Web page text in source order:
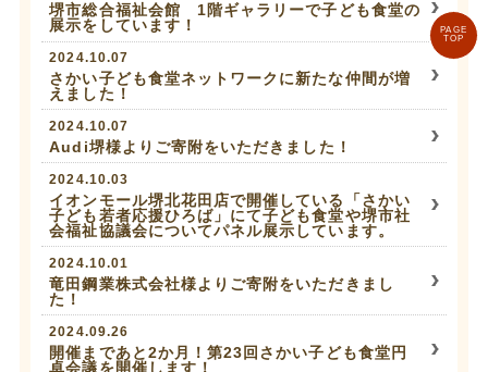
堺市総合福祉会館 1階ギャラリーで子ども食堂の
展示をしています！
2024.10.07
さかい子ども食堂ネットワークに新たな仲間が増
えました！
2024.10.07
Audi堺様よりご寄附をいただきました！
2024.10.03
イオンモール堺北花田店で開催している「さかい
子ども若者応援ひろば」にて子ども食堂や堺市社
会福祉協議会についてパネル展示しています。
2024.10.01
竜田鋼業株式会社様よりご寄附をいただきまし
た！
2024.09.26
開催まであと2か月！第23回さかい子ども食堂円
卓会議を開催します！
PAGE
TOP